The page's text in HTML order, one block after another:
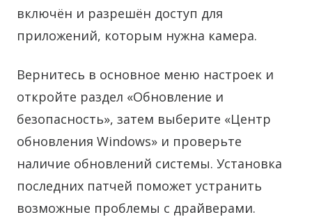
включён и разрешён доступ для
приложений, которым нужна камера.
Вернитесь в основное меню настроек и
откройте раздел «Обновление и
безопасность», затем выберите «Центр
обновления Windows» и проверьте
наличие обновлений системы. Установка
последних патчей поможет устранить
возможные проблемы с драйверами.